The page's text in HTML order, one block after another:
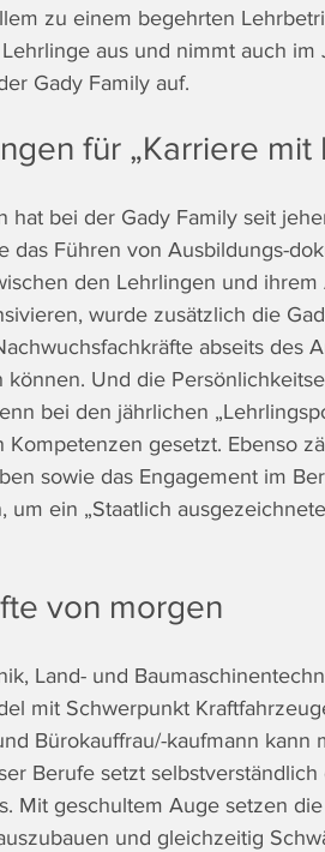
zu einem begehrten
aus und nimmt auch
Gady Family auf.
für „Karriere mit
hat bei der Gady Family seit
das Führen von Ausbildungs-
den Lehrlingen und
wurde zusätzlich die
abseits des
Und die
bei den jährlichen
gesetzt. Ebenso
sowie das Engagement im
ein „Staatlich
von morgen
Land- und
mit Schwerpunkt
Bürokauffrau/-kaufmann kann
Berufe setzt
Mit geschultem Auge setzen die
und gleichzeitig